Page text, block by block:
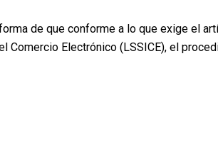
de que conforme a lo que exige el
Comercio Electrónico (LSSICE), el